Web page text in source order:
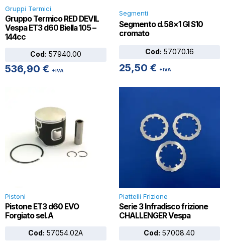
Gruppi Termici
Gruppo Termico RED DEVIL
Vespa ET3 d60 Biella 105 –
144cc
Cod: 57940.00
536,90 € +IVA
Segmenti
Segmento d.58×1 GI S10
cromato
Cod: 57070.16
25,50 € +IVA
Pistoni
Pistone ET3 d60 EVO
Forgiato sel.A
Cod: 57054.02A
Piattelli Frizione
Serie 3 Infradisco frizione
CHALLENGER Vespa
Cod: 57008.40